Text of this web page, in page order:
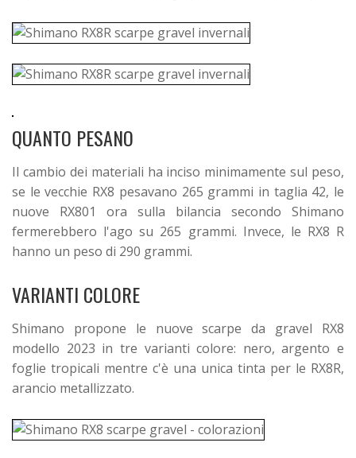
QUANTO PESANO
Il cambio dei materiali ha inciso minimamente sul peso,
se le vecchie RX8 pesavano 265 grammi in taglia 42, le
nuove RX801 ora sulla bilancia secondo Shimano
fermerebbero l'ago su 265 grammi. Invece, le RX8 R
hanno un peso di 290 grammi.
VARIANTI COLORE
Shimano propone le nuove scarpe da gravel RX8
modello 2023 in tre varianti colore: nero, argento e
foglie tropicali mentre c'è una unica tinta per le RX8R,
arancio metallizzato.